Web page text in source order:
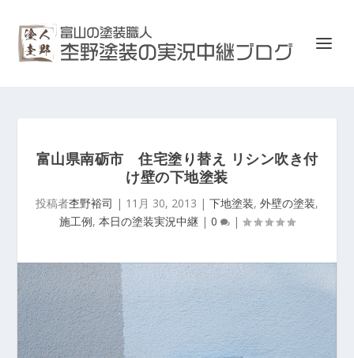
富山県南砺市 住宅塗り替え リシン吹き付
け壁の下地塗装
投稿者杢野裕司 | 11月 30, 2013 | 下地塗装, 外壁の塗装,
施工例, 本日の塗装実況中継 | 0 |